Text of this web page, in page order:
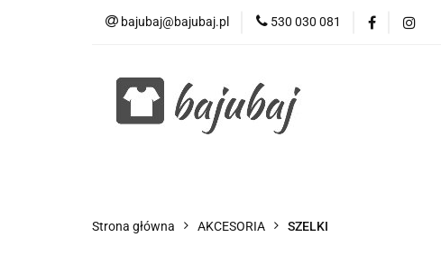
bajubaj@bajubaj.pl 530 030 081
Strona główna AKCESORIA SZELKI